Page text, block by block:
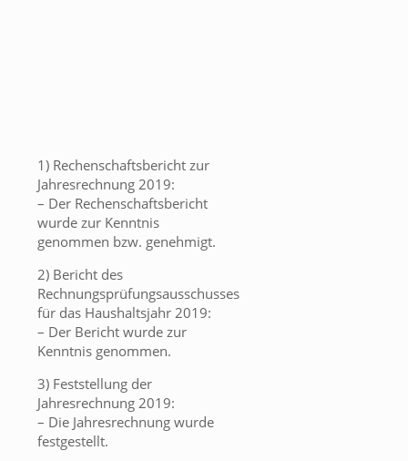
1) Rechenschaftsbericht zur
Jahresrechnung 2019:
– Der Rechenschaftsbericht
wurde zur Kenntnis
genommen bzw. genehmigt.
2) Bericht des
Rechnungsprüfungsausschusses
für das Haushaltsjahr 2019:
– Der Bericht wurde zur
Kenntnis genommen.
3) Feststellung der
Jahresrechnung 2019:
– Die Jahresrechnung wurde
festgestellt.